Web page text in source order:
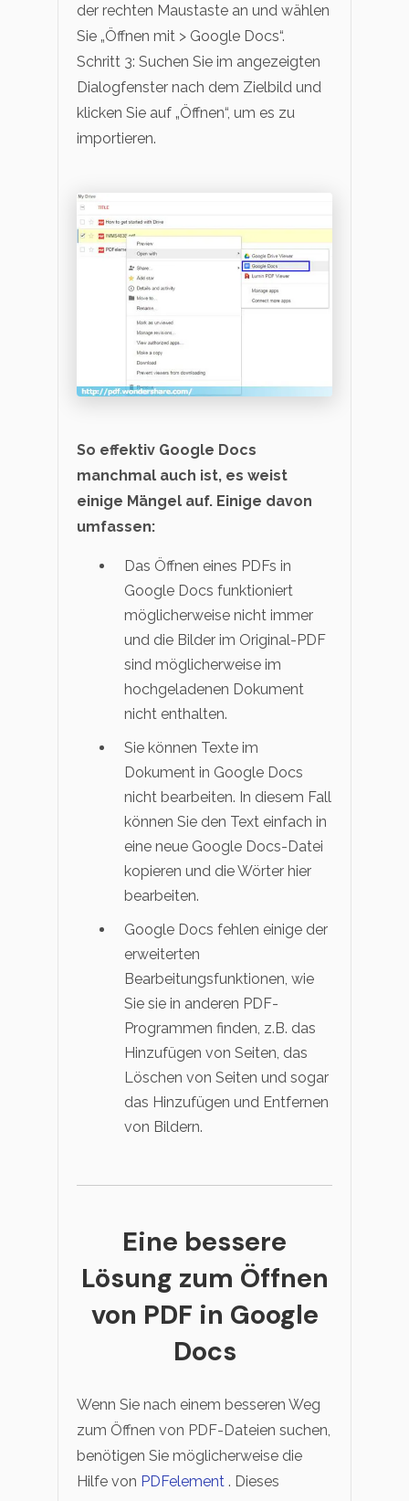
der rechten Maustaste an und wählen
Sie „Öffnen mit > Google Docs“.
Schritt 3: Suchen Sie im angezeigten
Dialogfenster nach dem Zielbild und
klicken Sie auf „Öffnen“, um es zu
importieren.
So effektiv Google Docs
manchmal auch ist, es weist
einige Mängel auf. Einige davon
umfassen:
Das Öffnen eines PDFs in
Google Docs funktioniert
möglicherweise nicht immer
und die Bilder im Original-PDF
sind möglicherweise im
hochgeladenen Dokument
nicht enthalten.
Sie können Texte im
Dokument in Google Docs
nicht bearbeiten. In diesem Fall
können Sie den Text einfach in
eine neue Google Docs-Datei
kopieren und die Wörter hier
bearbeiten.
Google Docs fehlen einige der
erweiterten
Bearbeitungsfunktionen, wie
Sie sie in anderen PDF-
Programmen finden, z.B. das
Hinzufügen von Seiten, das
Löschen von Seiten und sogar
das Hinzufügen und Entfernen
von Bildern.
Eine bessere
Lösung zum Öffnen
von PDF in Google
Docs
Wenn Sie nach einem besseren Weg
zum Öffnen von PDF-Dateien suchen,
benötigen Sie möglicherweise die
Hilfe von PDFelement . Dieses